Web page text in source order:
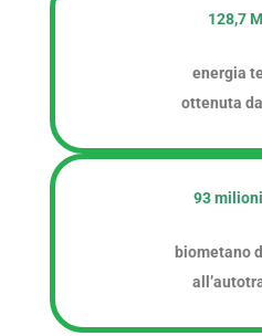
128,7
energia
ottenuta
93
biometano